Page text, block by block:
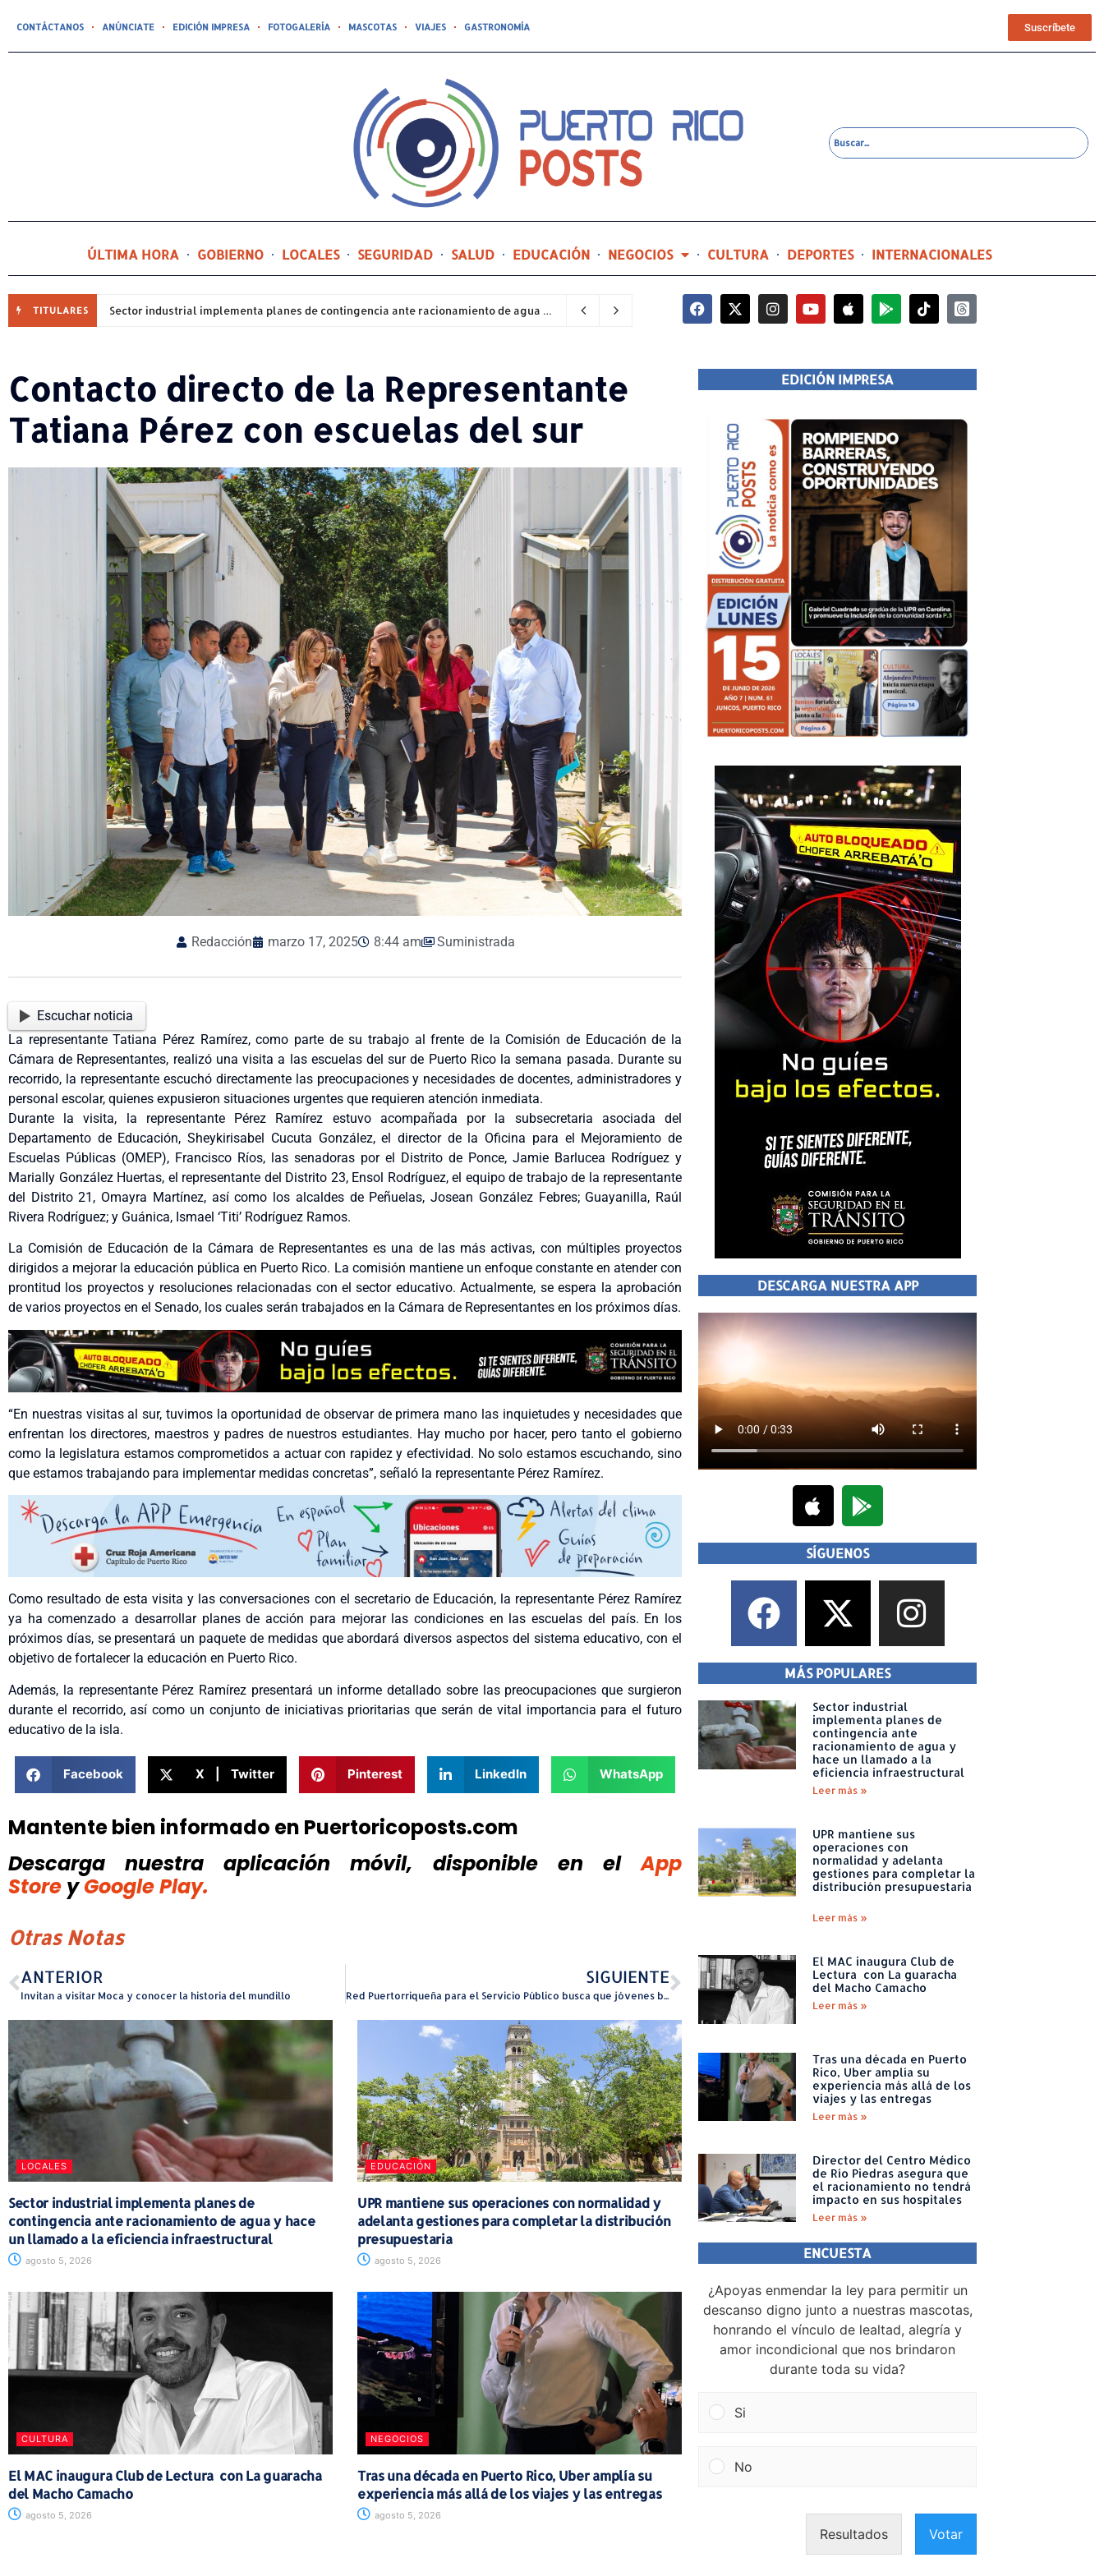
CONTÁCTANOS ANÚNCIATE EDICIÓN IMPRESA FOTOGALERÍA MASCOTAS VIAJES GASTRONOMÍA Suscríbete
ÚLTIMA HORA GOBIERNO LOCALES SEGURIDAD SALUD EDUCACIÓN NEGOCIOS CULTURA DEPORTES INTERNACIONALES
TITULARES Sector industrial implementa planes de contingencia ante racionamiento de agua y hace un llamado a la eficiencia infraestructural 2 horas ago
Contacto directo de la Representante
Tatiana Pérez con escuelas del sur
Redacción marzo 17, 2025 8:44 am Suministrada
Escuchar noticia
La representante Tatiana Pérez Ramírez, como parte de su trabajo al frente de la Comisión de Educación de la
Cámara de Representantes, realizó una visita a las escuelas del sur de Puerto Rico la semana pasada. Durante su
recorrido, la representante escuchó directamente las preocupaciones y necesidades de docentes, administradores y
personal escolar, quienes expusieron situaciones urgentes que requieren atención inmediata.
Durante la visita, la representante Pérez Ramírez estuvo acompañada por la subsecretaria asociada del
Departamento de Educación,Sheykirisabel Cucuta González, el director de la Oficina para el Mejoramiento de
Escuelas Públicas (OMEP), Francisco Ríos, las senadoras por el Distrito de Ponce, Jamie Barlucea Rodríguez y
Marially González Huertas, el representante del Distrito 23, Ensol Rodríguez, el equipo de trabajo de la representante
del Distrito 21, Omayra Martínez, así como los alcaldes de Peñuelas, Josean González Febres; Guayanilla, Raúl
Rivera Rodríguez; y Guánica, Ismael ‘Titi’ Rodríguez Ramos.
La Comisión de Educación de la Cámara de Representantes es una de las más activas, con múltiples proyectos
dirigidos a mejorar la educación pública en Puerto Rico. La comisión mantiene un enfoque constante en atender con
prontitud los proyectos y resoluciones relacionadas con el sector educativo. Actualmente, se espera la aprobación
de varios proyectos en el Senado, los cuales serán trabajados en la Cámara de Representantes en los próximos días.
“En nuestras visitas al sur, tuvimos la oportunidad de observar de primera mano las inquietudes y necesidades que
enfrentan los directores, maestros y padres de nuestros estudiantes. Hay mucho por hacer, pero tanto el gobierno
como la legislatura estamos comprometidos a actuar con rapidez y efectividad. No solo estamos escuchando, sino
que estamos trabajando para implementar medidas concretas”, señaló la representante Pérez Ramírez.
Como resultado deesta visita y las conversaciones con el secretario de Educación, la representante Pérez Ramírez
ya ha comenzado a desarrollar planes de acción para mejorar las condiciones en las escuelas del país. En los
próximos días, se presentará un paquete de medidas que abordará diversos aspectos del sistema educativo, con el
objetivo de fortalecer la educación en Puerto Rico.
Además, la representante Pérez Ramírez presentará un informe detallado sobre las preocupaciones que surgieron
durante el recorrido, así como un conjunto de iniciativas prioritarias que serán de vital importancia para el futuro
educativo de la isla.
Facebook X | Twitter Pinterest LinkedIn WhatsApp
Mantente bien informado en Puertoricoposts.com
Descarga nuestra aplicación móvil, disponible
en el
App
Store y Google Play.
Otras Notas
ANTERIOR
Invitan a visitar Moca y conocer la historia del mundillo
SIGUIENTE
Red Puertorriqueña para el Servicio Público busca que jóvenes boricuas soliciten beca de la Fundación Botín
LOCALES
Sector industrial implementa planes de
contingencia ante racionamiento de agua y hace
un llamado a la eficiencia infraestructural
agosto 5, 2026
EDUCACIÓN
UPR mantiene sus operaciones con normalidad y
adelanta gestiones para completar la distribución
presupuestaria
agosto 5, 2026
CULTURA
El MAC inaugura Club de Lectura con La guaracha
del Macho Camacho
agosto 5, 2026
NEGOCIOS
Tras una década en Puerto Rico, Uber amplía su
experiencia más allá de los viajes y las entregas
agosto 5, 2026
EDICIÓN IMPRESA
DESCARGA NUESTRA APP
SÍGUENOS
MÁS POPULARES
Sector industrial
implementa planes de
contingencia ante
racionamiento de agua y
hace un llamado a la
eficiencia infraestructural
Leer más »
UPR mantiene sus
operaciones con
normalidad y adelanta
gestiones para completar la
distribución presupuestaria
Leer más »
El MAC inaugura Club de
Lectura con La guaracha
del Macho Camacho
Leer más »
Tras una década en Puerto
Rico, Uber amplía su
experiencia más allá de los
viajes y las entregas
Leer más »
Director del Centro Médico
de Río Piedras asegura que
el racionamiento no tendrá
impacto en sus hospitales
Leer más »
ENCUESTA
¿Apoyas enmendar la ley para permitir un
descanso digno junto a nuestras mascotas,
honrando el vínculo de lealtad, alegría y
amor incondicional que nos brindaron
durante toda su vida?
Si
No
Resultados Votar